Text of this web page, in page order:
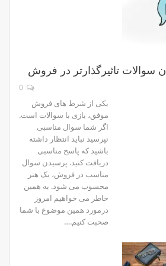
یکی از شرط های فروش
موفق، بازی با سوالات است.
اگر شما سوال مناسبی
نپرسید نباید انتظار داشته
باشید که پاسخ مناسبی
دریافت کنید. پرسیدن سوال
مناسب در فروش، یک هنر
محسوب می شود. به همین
خاطر می خواهیم امروز
درمورد همین موضوع با شما
صحبت کنیم.…